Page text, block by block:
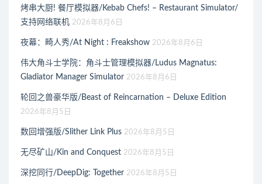
烤串大厨! 餐厅模拟器/Kebab Chefs! – Restaurant Simulator/
支持网络联机 2026年8月6日
夜幕：畸人秀/At Night : Freakshow 2026年8月6日
伟大角斗士学院：角斗士管理模拟器/Ludus Magnatus:
Gladiator Manager Simulator 2026年8月6日
轮回之兽豪华版/Beast of Reincarnation – Deluxe Edition
2026年8月5日
数回增强版/Slither Link Plus 2026年8月5日
无尽矿山/Kin and Conquest 2026年8月5日
深挖同行/DeepDig: Together 2026年8月5日